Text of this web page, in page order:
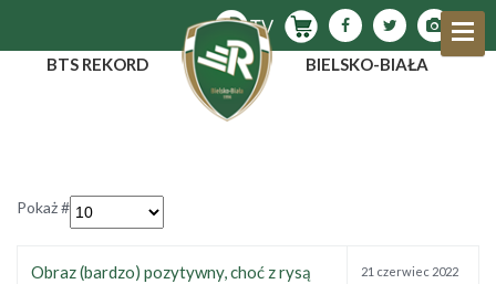
BTS REKORD BIELSKO-BIAŁA
Pokaż #
Obraz (bardzo) pozytywny, choć z rysą 21 czerwiec 2022